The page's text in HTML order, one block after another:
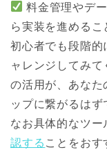
料金管理やデ
ら実装を進めるこ
初心者でも段階的
ャレンジしてみ
の活用が、あなた
ップに繋がるはず
なお具体的なツー
認する ことをおす